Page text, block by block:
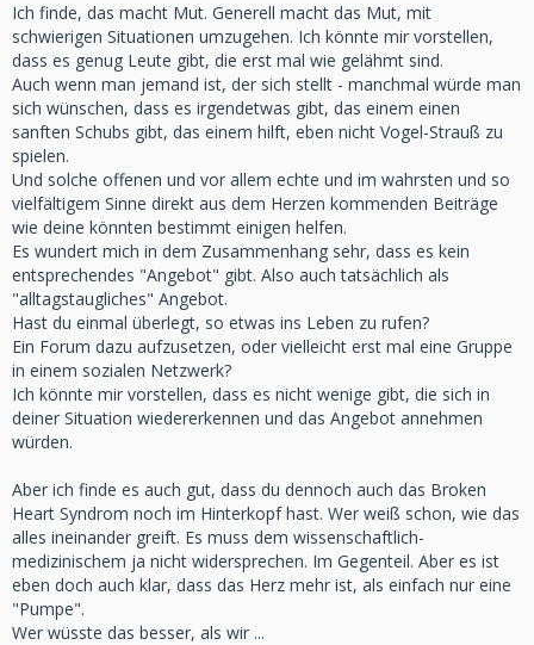
Ich finde, das macht Mut. Generell macht das Mut, mit
schwierigen Situationen umzugehen. Ich könnte mir vorstellen,
dass es genug Leute gibt, die erst mal wie gelähmt sind.
Auch wenn man jemand ist, der sich stellt - manchmal würde man
sich wünschen, dass es irgendetwas gibt, das einem einen
sanften Schubs gibt, das einem hilft, eben nicht Vogel-Strauß zu
spielen.
Und solche offenen und vor allem echte und im wahrsten und so
vielfältigem Sinne direkt aus dem Herzen kommenden Beiträge
wie deine könnten bestimmt einigen helfen.
Es wundert mich in dem Zusammenhang sehr, dass es kein
entsprechendes "Angebot" gibt. Also auch tatsächlich als
"alltagstaugliches" Angebot.
Hast du einmal überlegt, so etwas ins Leben zu rufen?
Ein Forum dazu aufzusetzen, oder vielleicht erst mal eine Gruppe
in einem sozialen Netzwerk?
Ich könnte mir vorstellen, dass es nicht wenige gibt, die sich in
deiner Situation wiedererkennen und das Angebot annehmen
würden.
Aber ich finde es auch gut, dass du dennoch auch das Broken
Heart Syndrom noch im Hinterkopf hast. Wer weiß schon, wie das
alles ineinander greift. Es muss dem wissenschaftlich-
medizinischem ja nicht widersprechen. Im Gegenteil. Aber es ist
eben doch auch klar, dass das Herz mehr ist, als einfach nur eine
"Pumpe".
Wer wüsste das besser, als wir ...